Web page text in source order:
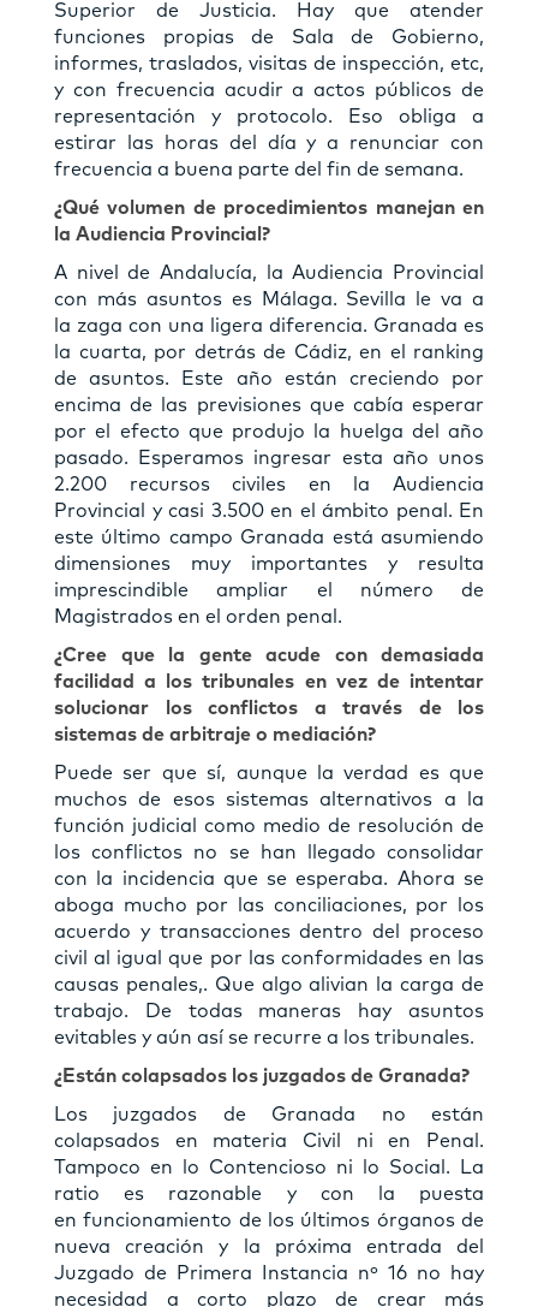
Superior de Justicia. Hay que atender
funciones propias de Sala de Gobierno,
informes, traslados, visitas de inspección, etc,
y con frecuencia acudir a actos públicos de
representación y protocolo. Eso obliga a
estirar las horas del día y a renunciar con
frecuencia a buena parte del ﬁn de semana.
¿Qué volumen de procedimientos manejan en
la Audiencia Provincial?
A nivel de Andalucía, la Audiencia Provincial
con más asuntos es Málaga. Sevilla le va a
la zaga con una ligera diferencia. Granada es
la cuarta, por detrás de Cádiz, en el ranking
de asuntos. Este año están creciendo por
encima de las previsiones que cabía esperar
por el efecto que produjo la huelga del año
pasado. Esperamos ingresar esta año unos
2.200 recursos civiles en la Audiencia
Provincial y casi 3.500 en el ámbito penal. En
este último campo Granada está asumiendo
dimensiones muy importantes y resulta
imprescindible ampliar el número de
Magistrados en el orden penal.
¿Cree que la gente acude con demasiada
facilidad a los tribunales en vez de intentar
solucionar los conﬂictos a través de los
sistemas de arbitraje o mediación?
Puede ser que sí, aunque la verdad es que
muchos de esos sistemas alternativos a la
función judicial como medio de resolución de
los conﬂictos no se han llegado consolidar
con la incidencia que se esperaba. Ahora se
aboga mucho por las conciliaciones, por los
acuerdo y transacciones dentro del proceso
civil al igual que por las conformidades en las
causas penales,. Que algo alivian la carga de
trabajo. De todas maneras hay asuntos
evitables y aún así se recurre a los tribunales.
¿Están colapsados los juzgados de Granada?
Los juzgados de Granada no están
colapsados en materia Civil ni en Penal.
Tampoco en lo Contencioso ni lo Social. La
ratio es razonable y con la puesta
en funcionamiento de los últimos órganos de
nueva creación y la próxima entrada del
Juzgado de Primera Instancia nº 16 no hay
necesidad a corto plazo de crear más